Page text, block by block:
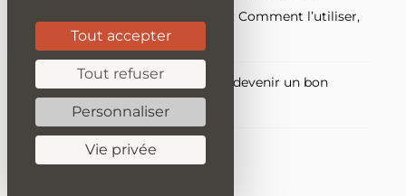
Mailchimp : Comment l’utiliser,
le guide complet
clic monkeydans
Comment devenir un bon
rédacteur web ?
Tout accepter
Tout refuser
Personnaliser
Vie privée